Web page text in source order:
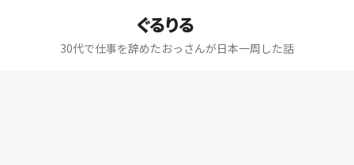
ぐるりる
30代で仕事を辞めたおっさんが日本一周した話